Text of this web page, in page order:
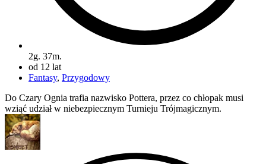
2g. 37m.
od 12 lat
Fantasy, Przygodowy
Do Czary Ognia trafia nazwisko Pottera, przez co chłopak musi
wziąć udział w niebezpiecznym Turnieju Trójmagicznym.